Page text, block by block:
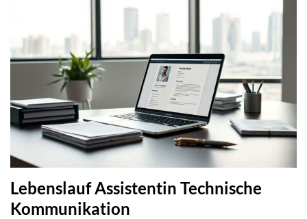
Lebenslauf Assistentin Technische
Kommunikation